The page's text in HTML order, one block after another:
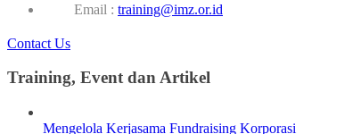
Email : training@imz.or.id
Contact Us
Training, Event dan Artikel
Mengelola Kerjasama Fundraising Korporasi